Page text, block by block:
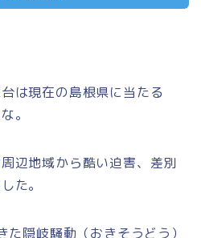
は現在の島根県に当たる
。
辺地域から酷い迫害、差別
た。
隠岐騒動（おきそうどう）